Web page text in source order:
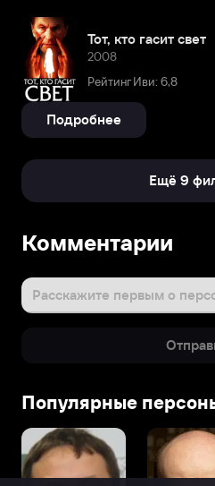
Тот, кто гасит свет
2008
Рейтинг Иви: 6,8
Подробнее
Ещё 9
Комментарии
Расскажите первым о
Популярные